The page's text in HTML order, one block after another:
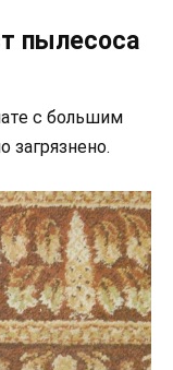
пылесоса
с большим
загрязнено.